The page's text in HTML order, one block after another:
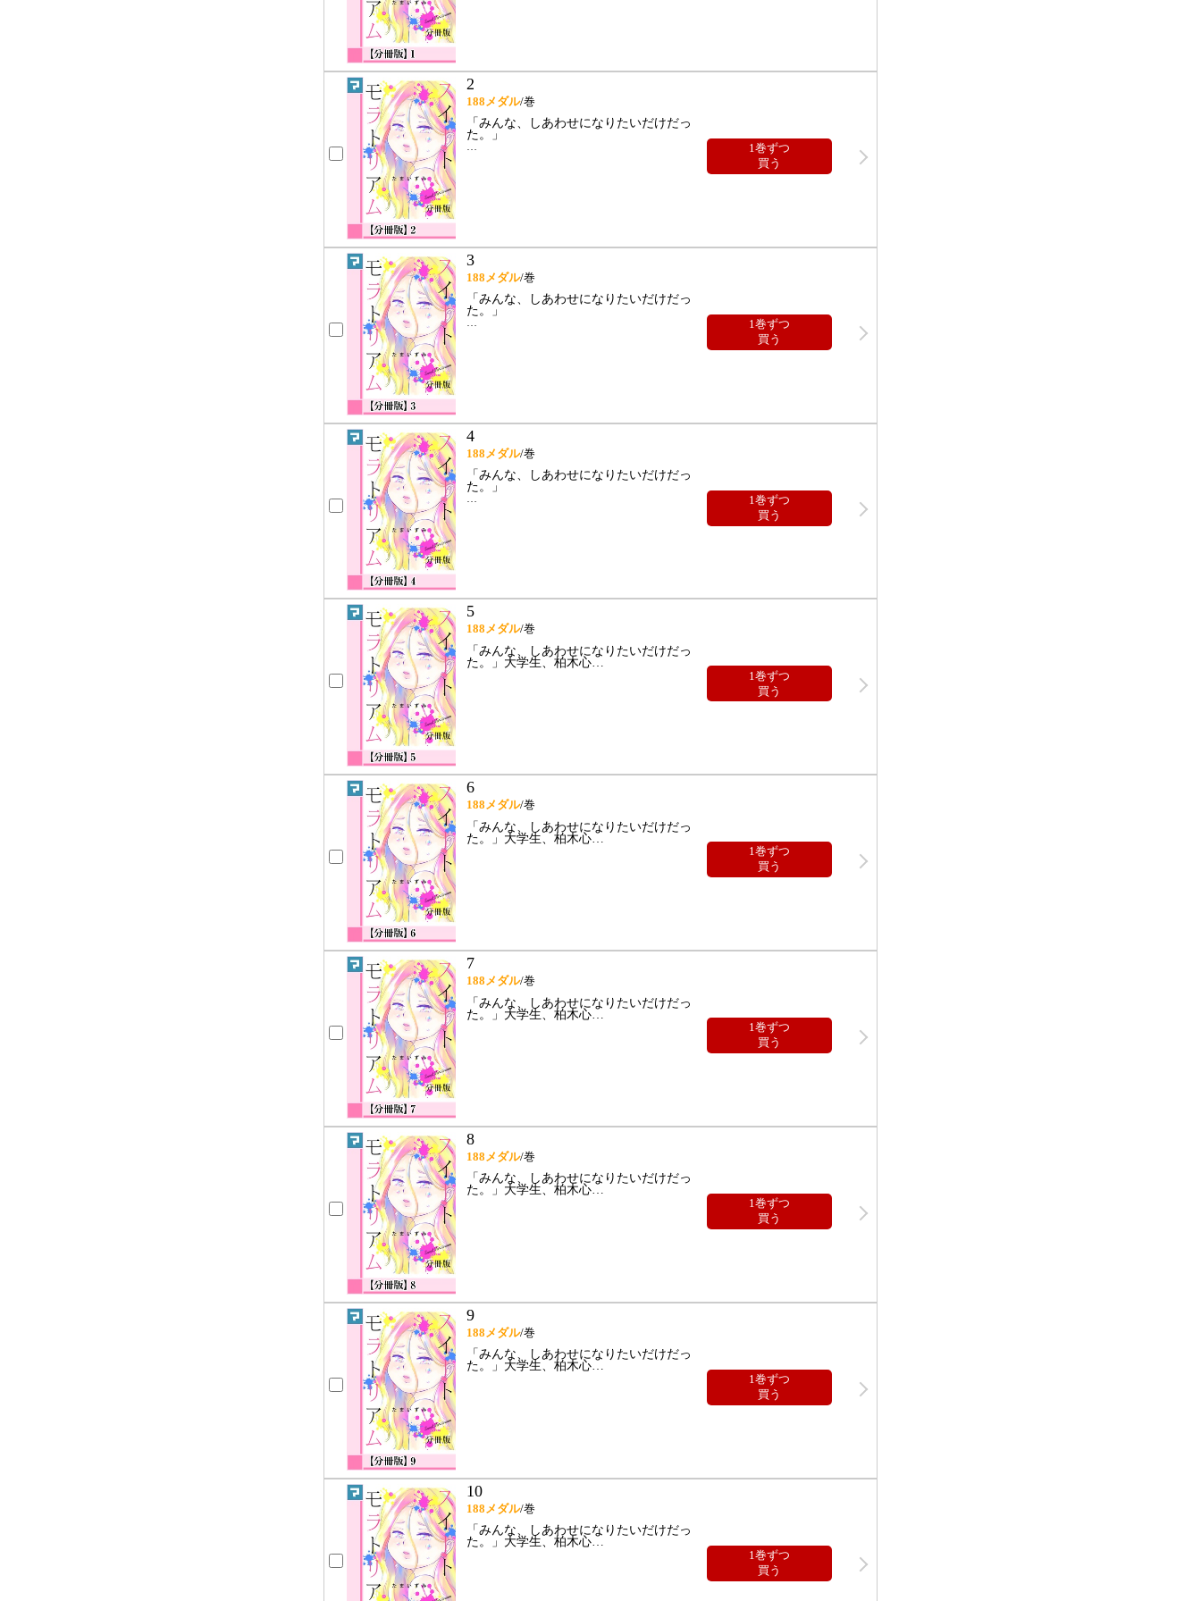
2
188メダル/巻
「みんな、しあわせになりたいだけだっ
た。」
…
1巻ずつ
買う
3
188 メダル/巻
「みんな、しあわせになりたいだけだっ
た。」
…
1巻ずつ
買う
4
188 メダル/巻
「みんな、しあわせになりたいだけだっ
た。」
…
1巻ずつ
買う
5
188メダル/巻
「みんな、しあわせになりたいだけだっ
た。」大学生、柏木心…
1巻ずつ
買う
6
188メダル/巻
「みんな、しあわせになりたいだけだっ
た。」大学生、柏木心…
1巻ずつ
買う
7
188メダル/巻
「みんな、しあわせになりたいだけだっ
た。」大学生、柏木心…
1巻ずつ
買う
8
188メダル/巻
「みんな、しあわせになりたいだけだっ
た。」大学生、柏木心…
1巻ずつ
買う
9
188メダル/巻
「みんな、しあわせになりたいだけだっ
た。」大学生、柏木心…
1巻ずつ
買う
10
188メダル/巻
「みんな、しあわせになりたいだけだっ
た。」大学生、柏木心…
1巻ずつ
買う